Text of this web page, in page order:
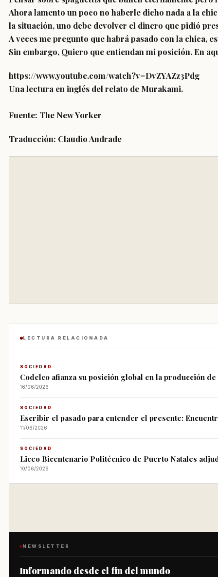
Ahora lamento un poco no haberle dicho nada a la
la situación, uno debe devolver el dinero que pidió
A veces me pregunto que habrá pasado con la chica,
Sin embargo, Quiero que entiendan mi posición. En
https://www.youtube.com/watch?v=DvZYAZz3Pdg
Una lectura en inglés del relato de Murakami.
Fuente: The New Yorker
Traducción: Claudio Andrade
LECTURA RELACIONADA
SOCIEDAD
Codelco afianza su posición global en la producción
16/06/2026
SOCIEDAD
Escribir el pasado para entender el presente:
11/06/2026
SOCIEDAD
Liceo Bicentenario Politécnico de Puerto Natales
10/06/2026
NEWSLETTER
Informando desde el fin del mundo